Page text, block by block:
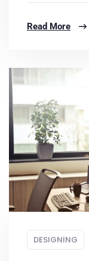
Read More
DESIGNING